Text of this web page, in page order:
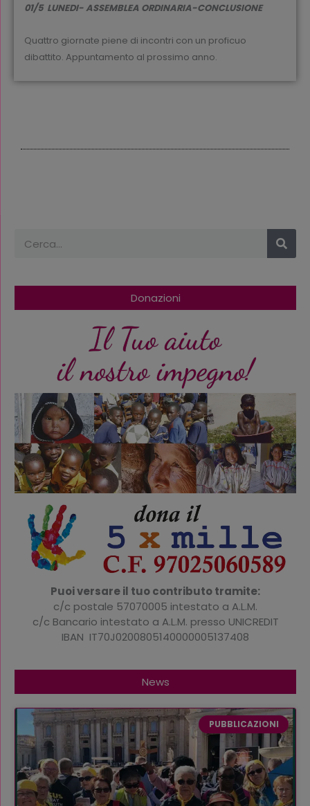
01/5 LUNEDI- ASSEMBLEA ORDINARIA-CONCLUSIONE
Quattro giornate piene di incontri con un proficuo
dibattito. Appuntamento al prossimo anno.
Cerca
Donazioni
Il Tuo aiuto
il nostro impegno!
Puoi versare il tuo contributo tramite:
c/c postale 57070005 intestato a A.L.M.
c/c Bancario intestato a A.L.M. presso UNICREDIT
IBAN IT70J0200805140000005137408
News
PUBBLICAZIONI